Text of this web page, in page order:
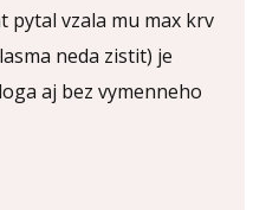
pytal vzala mu max krv
neda zistit) je
aj bez vymenneho